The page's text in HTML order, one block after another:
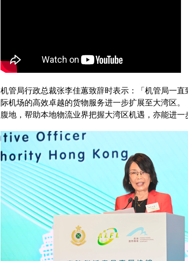
机管局行政总裁张李佳蕙致辞时表示：「机管局一
际机场的高效卓越的货物服务进一步扩展至大湾区
腹地，帮助本地物流业界把握大湾区机遇，亦能进